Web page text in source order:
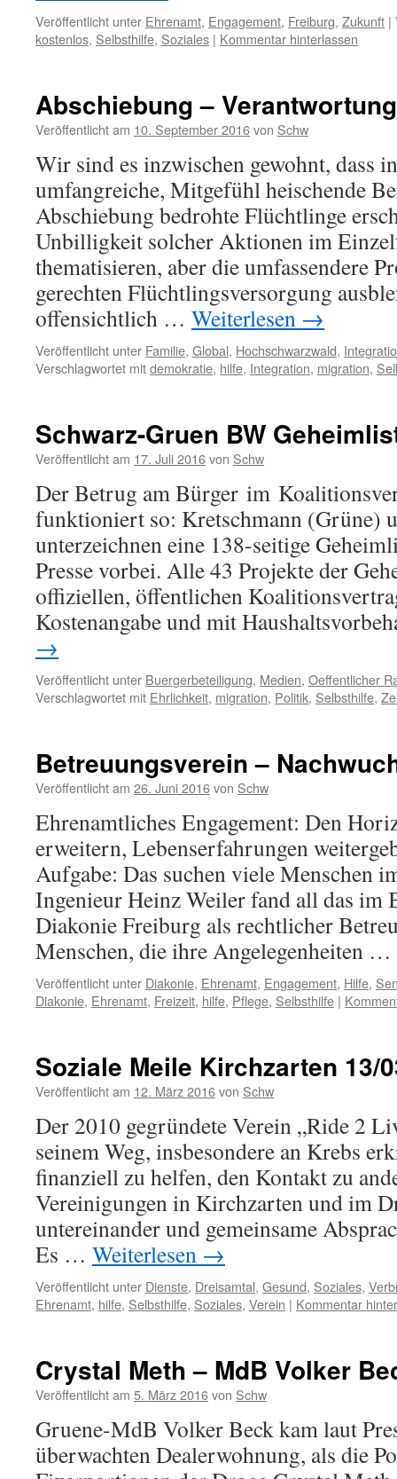
Veröffentlicht unter Ehrenamt, Engagement, Freiburg, Zukunft |
kostenlos, Selbsthilfe, Soziales | Kommentar hinterlassen
Abschiebung – Verantwortung
Veröffentlicht am 10. September 2016von Schw
Wir sind es inzwischen gewohnt, dass
umfangreiche, Mitgefühl heischende
Abschiebung bedrohte Flüchtlinge
Unbilligkeit solcher Aktionen im
thematisieren, aber die umfassendere
gerechten Flüchtlingsversorgung
offensichtlich … Weiterlesen →
Veröffentlicht unter Familie, Global, Hochschwarzwald,
Verschlagwortet mitdemokratie, hilfe, Integration, migration,
Schwarz-Gruen BW
Veröffentlicht am 17. Juli 2016von Schw
Der Betrug am Bürger im
funktioniert so: Kretschmann (Grüne)
unterzeichnen eine 138-seitige
Presse vorbei. Alle 43 Projekte der
offiziellen, öffentlichen
Kostenangabe und mit
→
Veröffentlicht unter Buergerbeteiligung, Medien, Oeffentlicher
Verschlagwortet mit Ehrlichkeit, migration, Politik, Selbsthilfe,
Betreuungsverein –
Veröffentlicht am 26. Juni 2016von Schw
Ehrenamtliches Engagement: Den
erweitern, Lebenserfahrungen
Aufgabe: Das suchen viele Menschen
Ingenieur Heinz Weiler fand all das im
Diakonie Freiburg als rechtlicher
Menschen, die ihre Angelegenheiten …
Veröffentlicht unter Diakonie, Ehrenamt, Engagement, Hilfe,
Diakonie, Ehrenamt, Freizeit, hilfe, Pflege, Selbsthilfe |
Soziale Meile Kirchzarten 13/
Veröffentlicht am 12. März 2016von Schw
Der 2010 gegründete Verein „Ride 2
seinem Weg, insbesondere an Krebs
finanziell zu helfen, den Kontakt zu
Vereinigungen in Kirchzarten und im
untereinander und gemeinsame
Es … Weiterlesen →
Veröffentlicht unter Dienste, Dreisamtal, Gesund, Soziales,
Ehrenamt, hilfe, Selbsthilfe, Soziales, Verein | Kommentar
Crystal Meth – MdB Volker
Veröffentlicht am 5. März 2016von Schw
Gruene-MdB Volker Beck kam laut
überwachten Dealerwohnung, als die